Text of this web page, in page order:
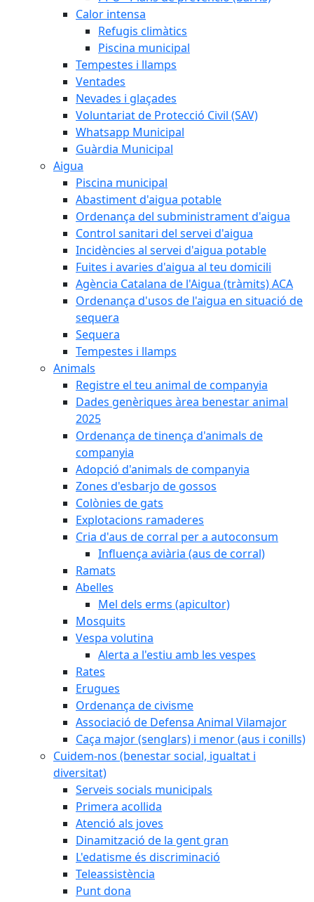
Calor intensa
Refugis climàtics
Piscina municipal
Tempestes i llamps
Ventades
Nevades i glaçades
Voluntariat de Protecció Civil (SAV)
Whatsapp Municipal
Guàrdia Municipal
Aigua
Piscina municipal
Abastiment d'aigua potable
Ordenança del subministrament d'aigua
Control sanitari del servei d'aigua
Incidències al servei d'aigua potable
Fuites i avaries d'aigua al teu domicili
Agència Catalana de l'Aigua (tràmits) ACA
Ordenança d'usos de l'aigua en situació de
sequera
Sequera
Tempestes i llamps
Animals
Registre el teu animal de companyia
Dades genèriques àrea benestar animal
2025
Ordenança de tinença d'animals de
companyia
Adopció d'animals de companyia
Zones d'esbarjo de gossos
Colònies de gats
Explotacions ramaderes
Cria d'aus de corral per a autoconsum
Influença aviària (aus de corral)
Ramats
Abelles
Mel dels erms (apicultor)
Mosquits
Vespa volutina
Alerta a l'estiu amb les vespes
Rates
Erugues
Ordenança de civisme
Associació de Defensa Animal Vilamajor
Caça major (senglars) i menor (aus i conills)
Cuidem-nos (benestar social, igualtat i
diversitat)
Serveis socials municipals
Primera acollida
Atenció als joves
Dinamització de la gent gran
L'edatisme és discriminació
Teleassistència
Punt dona